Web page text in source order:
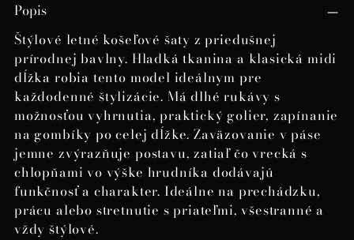
produktu
do
košíka
Popis
Štýlové letné košeľové šaty z priedušnej
prírodnej bavlny. Hladká tkanina a klasická midi
dĺžka robia tento model ideálnym pre
každodenné štylizácie. Má dlhé rukávy s
možnosťou vyhrnutia, praktický golier, zapínanie
na gombíky po celej dĺžke. Zaväzovanie v páse
jemne zvýrazňuje postavu, zatiaľ čo vrecká s
chlopňami vo výške hrudníka dodávajú
funkčnosť a charakter. Ideálne na prechádzku,
prácu alebo stretnutie s priateľmi, všestranné a
vždy štýlové.